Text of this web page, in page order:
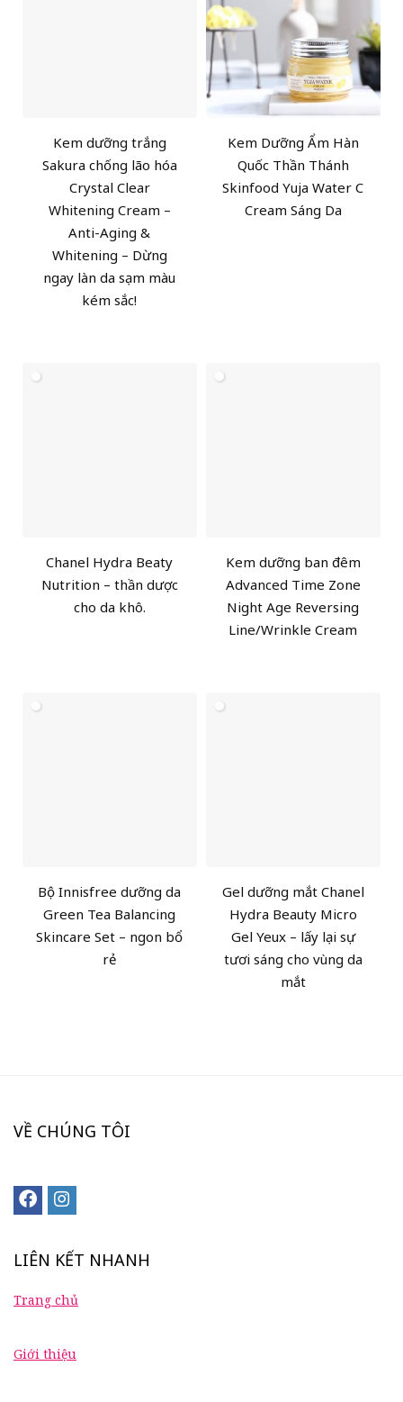
Kem dưỡng trắng
Sakura chống lão hóa
Crystal Clear
Whitening Cream –
Anti-Aging &
Whitening – Dừng
ngay làn da sạm màu
kém sắc!
Kem Dưỡng Ẩm Hàn
Quốc Thần Thánh
Skinfood Yuja Water C
Cream Sáng Da
Chanel Hydra Beaty
Nutrition – thần dược
cho da khô.
Kem dưỡng ban đêm
Advanced Time Zone
Night Age Reversing
Line/Wrinkle Cream
Bộ Innisfree dưỡng da
Green Tea Balancing
Skincare Set – ngon bổ
rẻ
Gel dưỡng mắt Chanel
Hydra Beauty Micro
Gel Yeux – lấy lại sự
tươi sáng cho vùng da
mắt
VỀ CHÚNG TÔI
LIÊN KẾT NHANH
Trang chủ
Giới thiệu